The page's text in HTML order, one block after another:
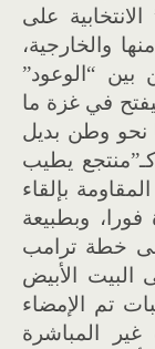
على
والخارجية،
بين “الوعود”
في غزة ما
نحو وطن بديل
يطيب
بإلقاء
وبطبيعة
خطة ترامب
الأبيض
تم الإمضاء
المباشرة